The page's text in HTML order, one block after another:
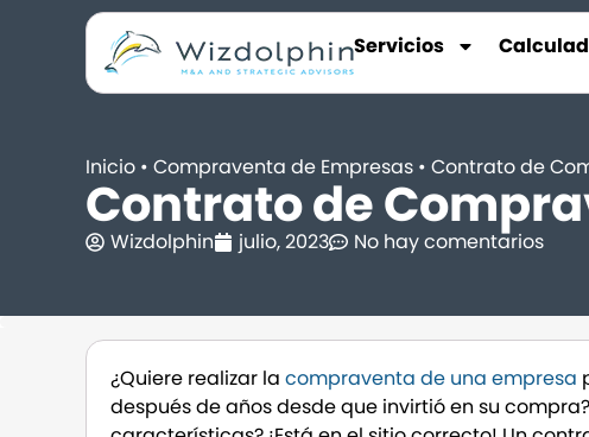
Servicios
Inicio • Compraventa de Empresas • Contrato de
Contrato de
Wizdolphin julio, 2023 No hay comentarios
¿Quiere realizar la compraventa de una empresa
después de años desde que invirtió en su